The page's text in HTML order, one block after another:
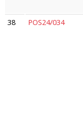
38
POS24/034